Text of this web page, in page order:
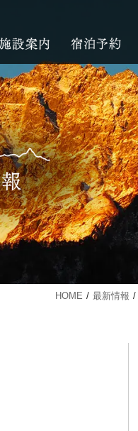
HOME 最新情報